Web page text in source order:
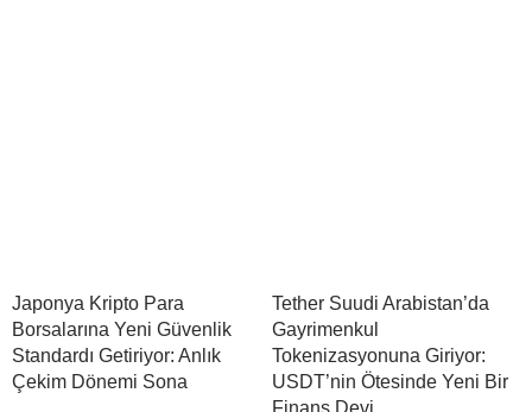
Japonya Kripto Para
Borsalarına Yeni Güvenlik
Standardı Getiriyor: Anlık
Çekim Dönemi Sona
Tether Suudi Arabistan’da
Gayrimenkul
Tokenizasyonuna Giriyor:
USDT’nin Ötesinde Yeni Bir
Finans Devi